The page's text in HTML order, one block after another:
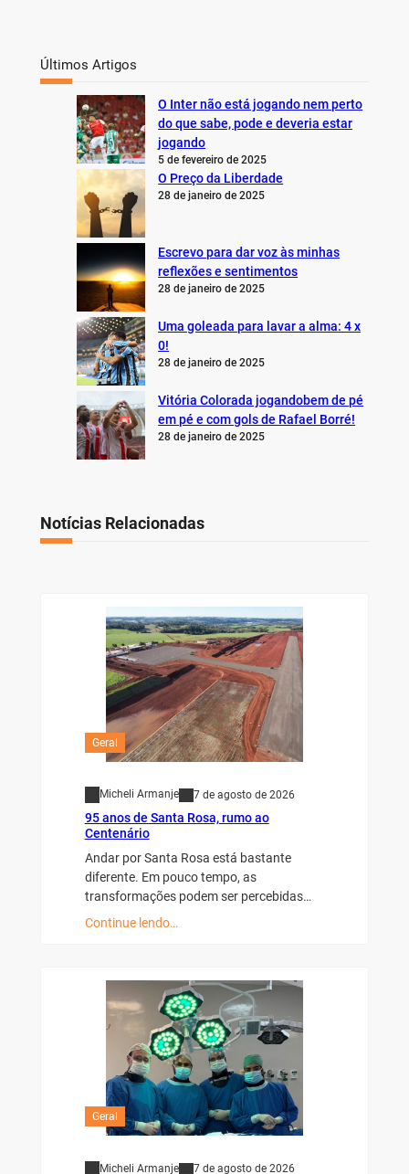
Últimos Artigos
O Inter não está jogando nem perto
do que sabe, pode e deveria estar
jogando
5 de fevereiro de 2025
O Preço da Liberdade
28 de janeiro de 2025
Escrevo para dar voz às minhas
reflexões e sentimentos
28 de janeiro de 2025
Uma goleada para lavar a alma: 4 x
0!
28 de janeiro de 2025
Vitória Colorada jogandobem de pé
em pé e com gols de Rafael Borré!
28 de janeiro de 2025
Notícias Relacionadas
Geral
Micheli Armanje 7 de agosto de 2026
95 anos de Santa Rosa, rumo ao
Centenário
Andar por Santa Rosa está bastante
diferente. Em pouco tempo, as
transformações podem ser percebidas…
Continue lendo…
Geral
Micheli Armanje 7 de agosto de 2026